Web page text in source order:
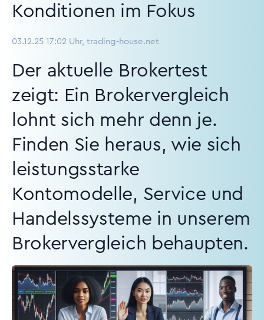
Konditionen im Fokus
03.12.25 17:02 Uhr, trading-house.net
Der aktuelle Brokertest
zeigt: Ein Brokervergleich
lohnt sich mehr denn je.
Finden Sie heraus, wie sich
leistungsstarke
Kontomodelle, Service und
Handelssysteme in unserem
Brokervergleich behaupten.